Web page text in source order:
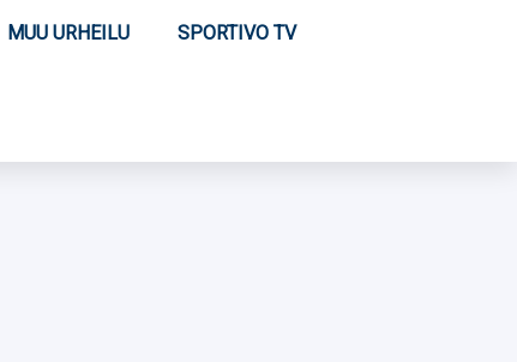
MUU URHEILU SPORTIVO TV